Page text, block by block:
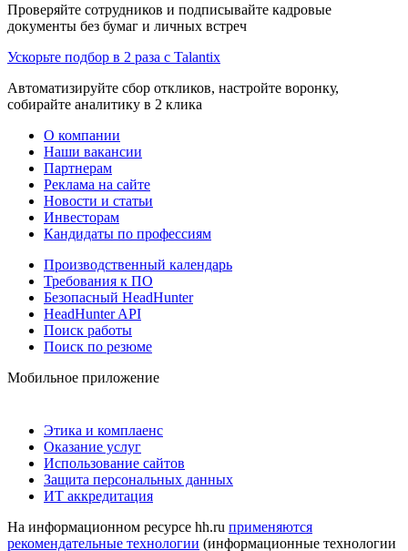
Проверяйте сотрудников и подписывайте кадровые
документы без бумаг и личных встреч
Ускорьте подбор в 2 раза с Talantix
Автоматизируйте сбор откликов, настройте воронку,
собирайте аналитику в 2 клика
О компании
Наши вакансии
Партнерам
Реклама на сайте
Новости и статьи
Инвесторам
Кандидаты по профессиям
Производственный календарь
Требования к ПО
Безопасный HeadHunter
HeadHunter API
Поиск работы
Поиск по резюме
Мобильное приложение
Этика и комплаенс
Оказание услуг
Использование сайтов
Защита персональных данных
ИТ аккредитация
На информационном ресурсе hh.ru применяются
рекомендательные технологии (информационные технологии